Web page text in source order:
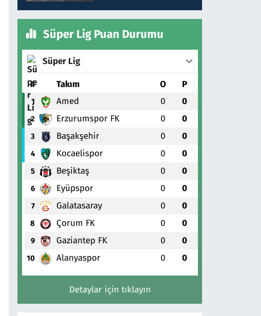
Süper Lig Puan Durumu
Süper Lig
# Takım O P
1 Amed 0 0
2 Erzurumspor FK 0 0
3 Başakşehir 0 0
4 Kocaelispor 0 0
5 Beşiktaş 0 0
6 Eyüpspor 0 0
7 Galatasaray 0 0
8 Çorum FK 0 0
9 Gaziantep FK 0 0
10 Alanyaspor 0 0
Detaylar için tıklayın